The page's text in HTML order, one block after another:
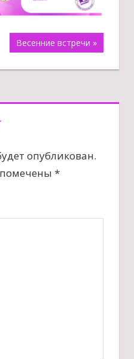
Весенние встречи »
опубликован.
*